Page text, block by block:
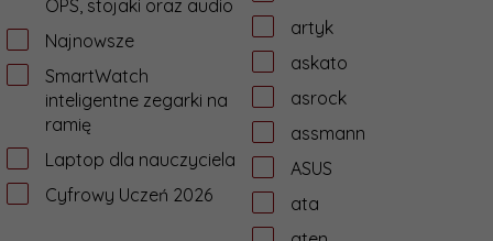
OPS, stojaki oraz audio
Najnowsze
SmartWatch
inteligentne zegarki na
ramię
Laptop dla nauczyciela
Cyfrowy Uczeń 2026
artyk
askato
asrock
assmann
ASUS
ata